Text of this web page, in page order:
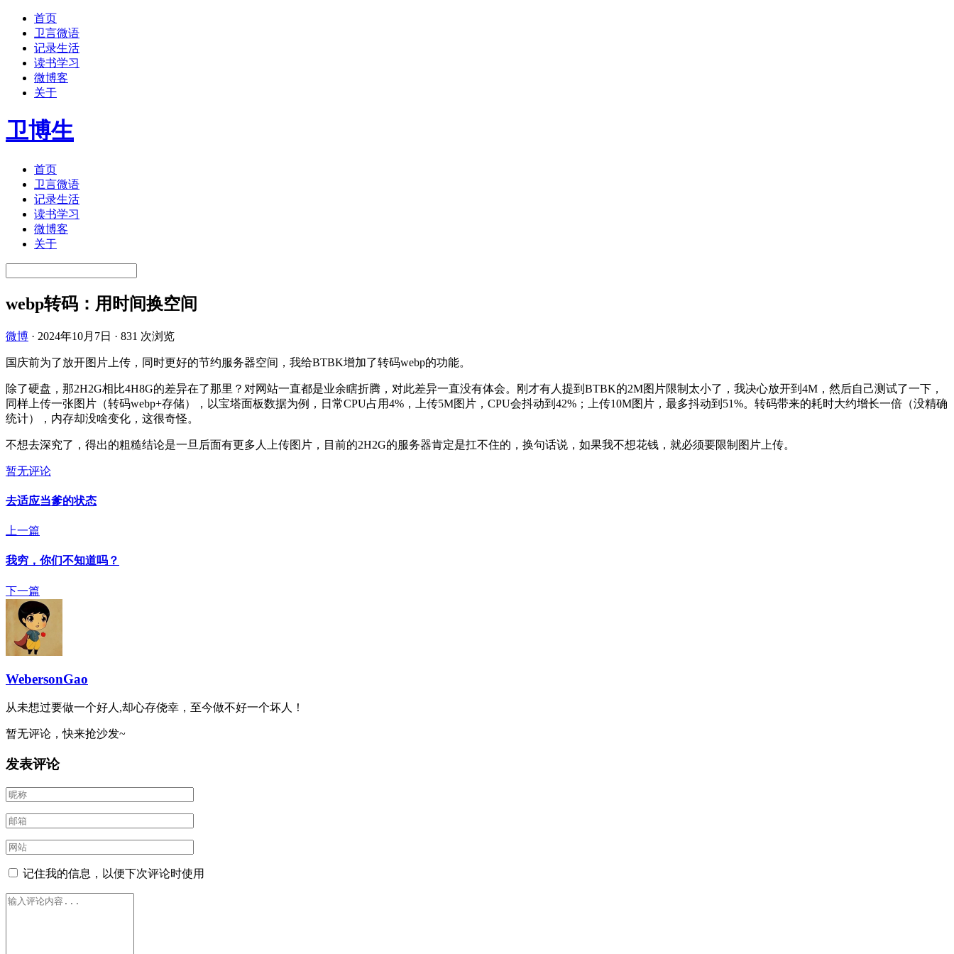
首页
卫言微语
记录生活
读书学习
微博客
关于
卫博生
首页
卫言微语
记录生活
读书学习
微博客
关于
webp转码：用时间换空间
微博 · 2024年10月7日 · 831 次浏览
国庆前为了放开图片上传，同时更好的节约服务器空间，我给BTBK增加了转码webp的功能。
除了硬盘，那2H2G相比4H8G的差异在了那里？对网站一直都是业余瞎折腾，对此差异一直没有体会。刚才有人提到BTBK的2M图片限制太小了，我决心放开到4M，然后自己测试了一下，
同样上传一张图片（转码webp+存储），以宝塔面板数据为例，日常CPU占用4%，上传5M图片，CPU会抖动到42%；上传10M图片，最多抖动到51%。转码带来的耗时大约增长一倍（没精确
统计），内存却没啥变化，这很奇怪。
不想去深究了，得出的粗糙结论是一旦后面有更多人上传图片，目前的2H2G的服务器肯定是扛不住的，换句话说，如果我不想花钱，就必须要限制图片上传。
暂无评论
去适应当爹的状态
上一篇
我穷，你们不知道吗？
下一篇
WebersonGao
从未想过要做一个好人,却心存侥幸，至今做不好一个坏人！
暂无评论，快来抢沙发~
发表评论
记住我的信息，以便下次评论时使用